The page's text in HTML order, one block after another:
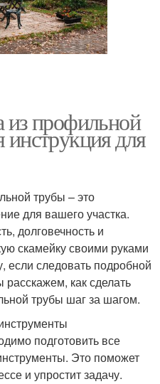
из профильной
для
трубы – это
для вашего участка.
долговечность и
скамейку своими руками
следовать подробной
расскажем, как сделать
трубы шаг за шагом.
подготовить все
Это поможет
и упростит задачу.